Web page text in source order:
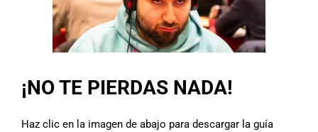
¡NO TE PIERDAS NADA!
Haz clic en la imagen de abajo para descargar la guía